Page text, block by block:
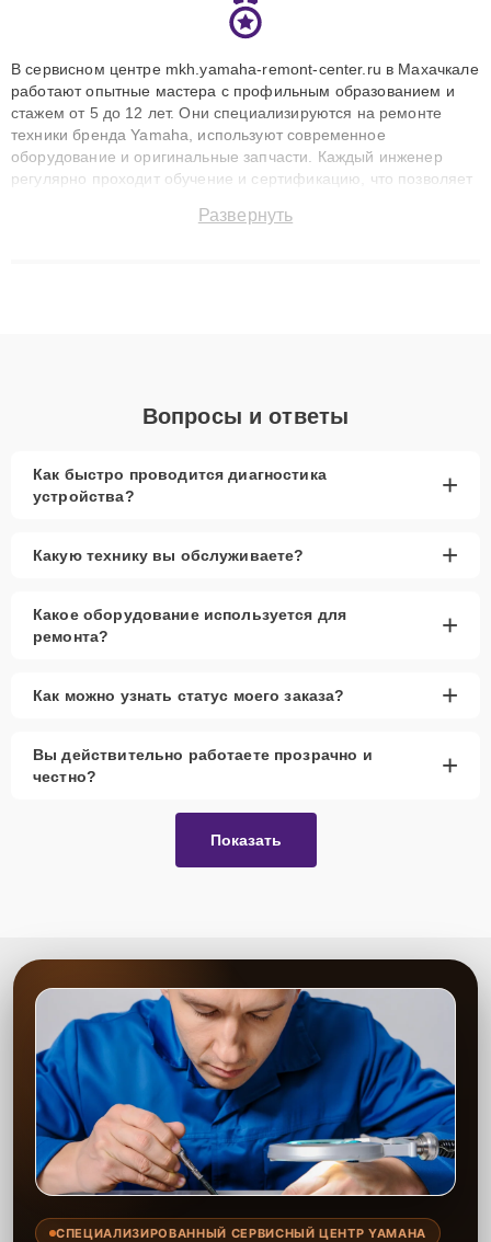
В сервисном центре mkh.yamaha-remont-center.ru в Махачкале
работают опытные мастера с профильным образованием и
стажем от 5 до 12 лет. Они специализируются на ремонте
техники бренда Yamaha, используют современное
оборудование и оригинальные запчасти. Каждый инженер
регулярно проходит обучение и сертификацию, что позволяет
технику с сохранением гарантии до 3 лет. Наши мастера
Развернуть
Вопросы и ответы
Как быстро проводится диагностика
устройства?
+
Какую технику вы обслуживаете? +
Какое оборудование используется для
ремонта?
+
Как можно узнать статус моего заказа? +
Вы действительно работаете прозрачно и
честно?
+
Показать
СПЕЦИАЛИЗИРОВАННЫЙ СЕРВИСНЫЙ ЦЕНТР YAMAHA